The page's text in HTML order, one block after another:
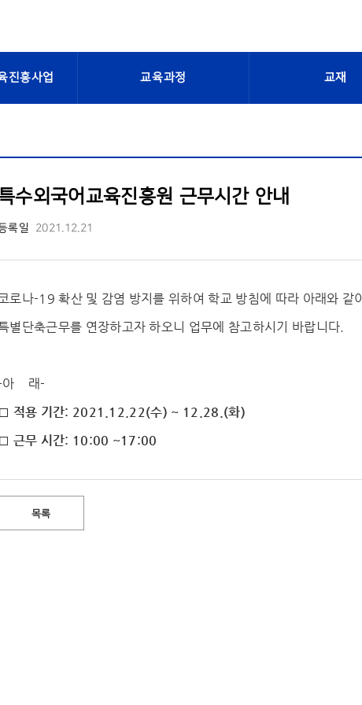
진흥사업 교육과정 교재
수외국어교육진흥원 근무시간 안내
록일 2021.12.21
로나-19 확산 및 감염 방지를 위하여 학교 방침에 따라 아래와 같이
별단축근무를 연장하고자 하오니 업무에 참고하시기 바랍니다.
아 래-
□ 적용 기간: 2021.12.22(수) ~ 12.28.(화)
□ 근무 시간: 10:00 ~17:00
목록